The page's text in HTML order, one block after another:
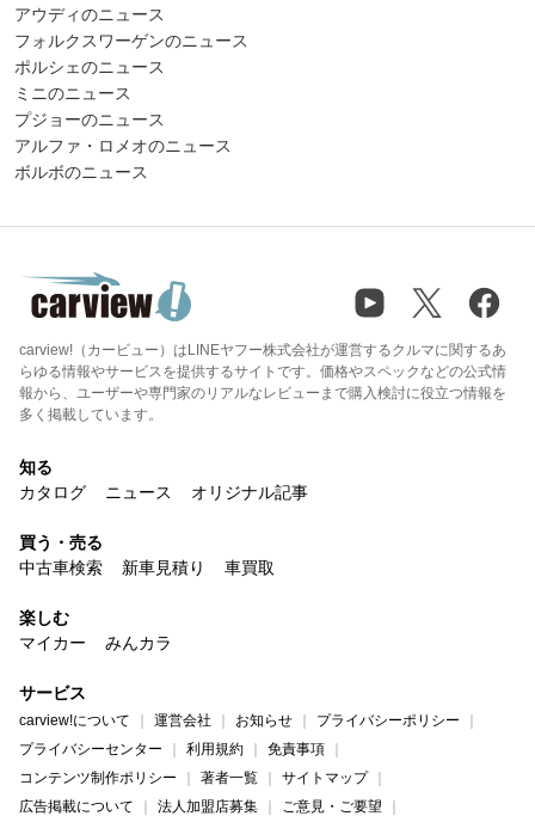
アウディのニュース
フォルクスワーゲンのニュース
ポルシェのニュース
ミニのニュース
プジョーのニュース
アルファ・ロメオのニュース
ボルボのニュース
carview!（カービュー）はLINEヤフー株式会社が運営するクルマに関するあ
らゆる情報やサービスを提供するサイトです。価格やスペックなどの公式情
報から、ユーザーや専門家のリアルなレビューまで購入検討に役立つ情報を
多く掲載しています。
知る
カタログ
ニュース オリジナル記事
買う・売る
中古車検索
新車見積り 車買取
楽しむ
マイカー
みんカラ
サービス
carview!について 運営会社 お知らせ
プライバシーポリシー
プライバシーセンター
利用規約
免責事項
コンテンツ制作ポリシー
著者一覧
サイトマップ
広告掲載について
法人加盟店募集 ご意見・ご要望